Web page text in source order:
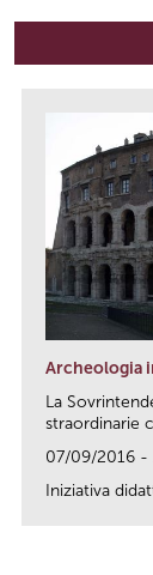
Archeologia
La
straordinarie
07/09/2016 -
Iniziativa